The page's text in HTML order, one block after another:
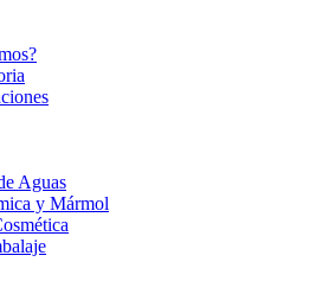
Aguas
y Mármol